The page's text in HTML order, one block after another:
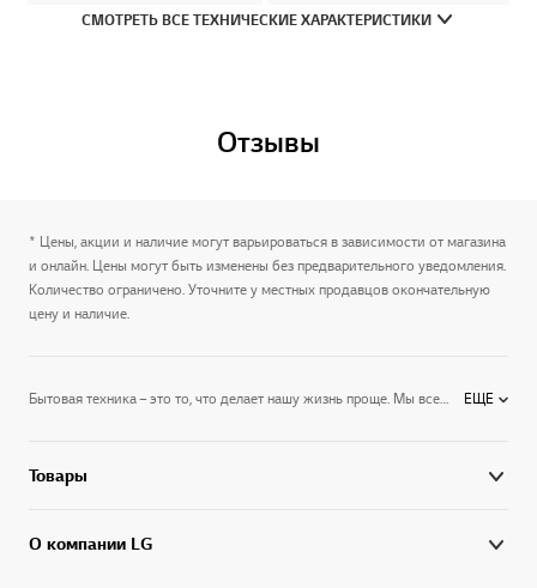
СМОТРЕТЬ ВСЕ ТЕХНИЧЕСКИЕ ХАРАКТЕРИСТИКИ
Отзывы
* Цены, акции и наличие могут варьироваться в зависимости от магазина
и онлайн. Цены могут быть изменены без предварительного уведомления.
Количество ограничено. Уточните у местных продавцов окончательную
цену и наличие.
Бытовая техника – это то, что делает нашу жизнь проще. Мы все хотим, чтобы она была удобной, надежной, хорошо вписывалась в интерьер и не занимала много места. Приборы LG не просто отвечают всем этим запросам – они выводят само понятие бытовой техники на новый уровень. Создавая потребительскую электронику, компания стремится расширить ее привычный функционал, сделать прогрессивные технологии более доступными, управление более удобным, а дизайн – опережающим время. LG – это техника, которая делает прогресс частью повседневной жизни. ЕЩЕ
Товары
О компании LG